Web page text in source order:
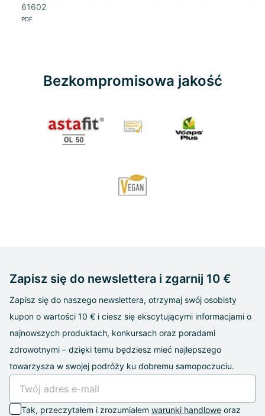
61602
PDF
Bezkompromisowa jakość
Zapisz się do newslettera i zgarnij 10 €
Zapisz się do naszego newslettera, otrzymaj swój osobisty
kupon o wartości 10 € i ciesz się ekscytującymi informacjami o
najnowszych produktach, konkursach oraz poradami
zdrowotnymi – dzięki temu będziesz mieć najlepszego
towarzysza w swojej podróży ku dobremu samopoczuciu.
Tak, przeczytałem i zrozumiałem warunki handlowe oraz